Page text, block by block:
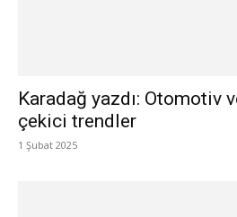
Karadağ yazdı: Otomotiv
çekici trendler
1 Şubat 2025